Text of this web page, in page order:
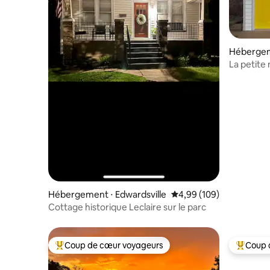
Hébergement ⋅ Edwardsville Évaluation moyenne
4,99 (109)
Cottage historique Leclaire sur le parc
La petite
Coups de cœur voyageurs les plus appréciés
Coup de cœur voyageurs Coups
Coup